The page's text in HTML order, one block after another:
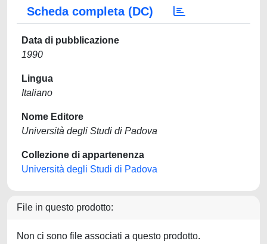
Scheda completa (DC)
Data di pubblicazione
1990
Lingua
Italiano
Nome Editore
Università degli Studi di Padova
Collezione di appartenenza
Università degli Studi di Padova
File in questo prodotto:
Non ci sono file associati a questo prodotto.